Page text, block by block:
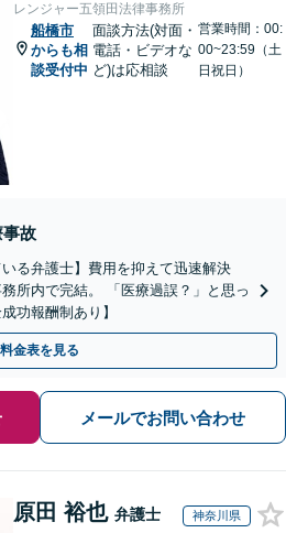
レンジャー五領田法律事務所
船橋市
からも相
談受付中
面談方法(対面・
電話・ビデオな
ど)は応相談
営業時間：00:
00~23:59（土
日祝日）
故
る弁護士】費用を抑えて迅速解決
所内で完結。 「医療過誤？」と思っ
功報酬制あり】
料金表を見る
メールでお問い合わせ
原田 裕也 弁護士 神奈川県